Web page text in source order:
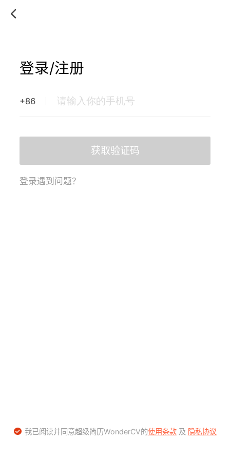
登录/注册
+86
获取验证码
登录遇到问题？
我已阅读并同意超级简历WonderCV的使用条款及 隐私协议